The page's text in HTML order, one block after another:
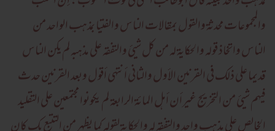
والمجموعات محدثة والقول بمقالات الناس والفتيا بمذهب الواحد من
الناس واتخاذ قوله والحكاية له من كل شيئ والتفقه علي مذهبه لم يكن الناس
قديما علي ذلك في القرنين الأول والثاني أنتهي أقول وبعد القرنين حدث
فيهم شيئ من التخريج غيرأن أهل المائة الرابعة لم يكونوا مجتمعين علي التقليد